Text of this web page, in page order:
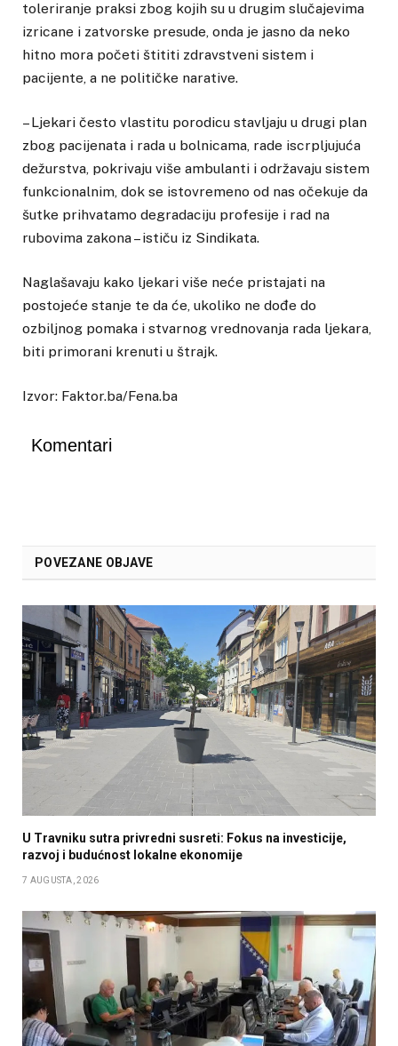
toleriranje praksi zbog kojih su u drugim slučajevima
izricane i zatvorske presude, onda je jasno da neko
hitno mora početi štititi zdravstveni sistem i
pacijente, a ne političke narative.
– Ljekari često vlastitu porodicu stavljaju u drugi plan
zbog pacijenata i rada u bolnicama, rade iscrpljujuća
dežurstva, pokrivaju više ambulanti i održavaju sistem
funkcionalnim, dok se istovremeno od nas očekuje da
šutke prihvatamo degradaciju profesije i rad na
rubovima zakona – ističu iz Sindikata.
Naglašavaju kako ljekari više neće pristajati na
postojeće stanje te da će, ukoliko ne dođe do
ozbiljnog pomaka i stvarnog vrednovanja rada ljekara,
biti primorani krenuti u štrajk.
Izvor: Faktor.ba/Fena.ba
Komentari
POVEZANE OBJAVE
U Travniku sutra privredni susreti: Fokus na investicije,
razvoj i budućnost lokalne ekonomije
7 AUGUSTA, 2026